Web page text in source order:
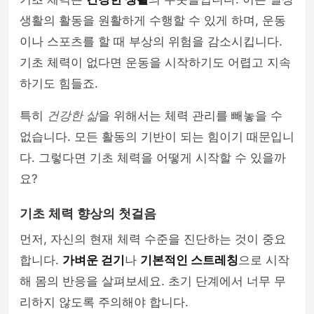
생활의 활동을 원활하게 수행할 수 있게 하며, 운동
이나 스포츠를 할 때 부상의 위험을 감소시킵니다.
기초 체력이 없다면 운동을 시작하기도 어렵고 지속
하기도 힘들죠.
특히 건강한 삶을 위해서는 체력 관리를 빼놓을 수
없습니다. 모든 활동의 기반이 되는 힘이기 때문입니
다. 그렇다면 기초 체력을 어떻게 시작할 수 있을까
요?
기초 체력 향상의 첫걸음
먼저, 자신의 현재 체력 수준을 진단하는 것이 중요
합니다. 가벼운 걷기 나 기본적인 스트레칭으로 시작
해 몸의 반응을 살펴보세요. 초기 단계에서 너무 무
리하지 않도록 주의해야 합니다.